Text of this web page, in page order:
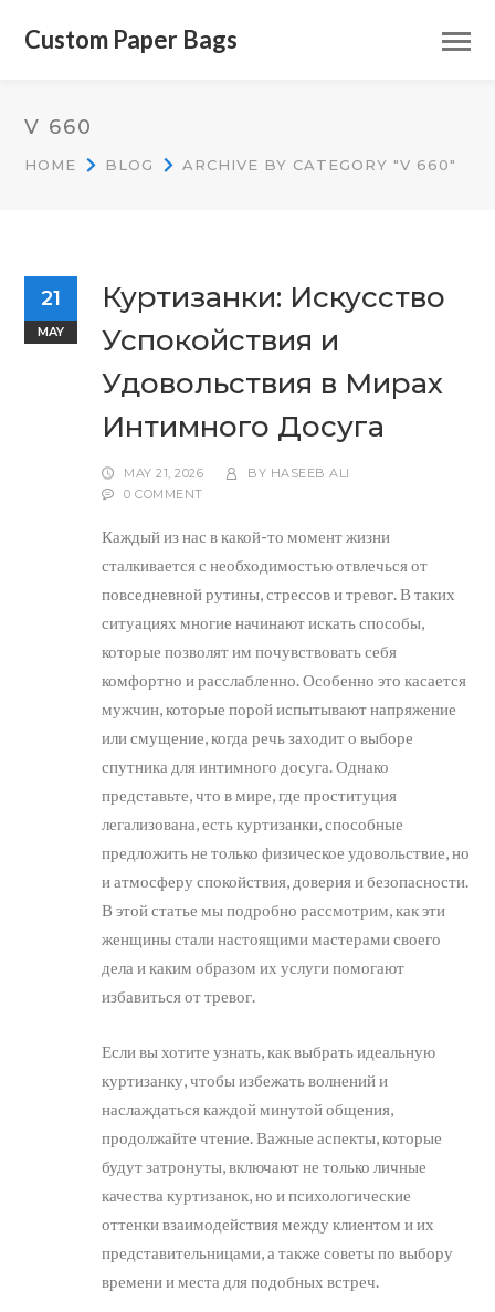
Custom Paper Bags
V 660
HOME BLOG ARCHIVE BY CATEGORY "V 660"
21
MAY
Куртизанки: Искусство
Успокойствия и
Удовольствия в Мирах
Интимного Досуга
MAY 21, 2026 BY HASEEB ALI
0 COMMENT
Каждый из нас в какой-то момент жизни
сталкивается с необходимостью отвлечься от
повседневной рутины, стрессов и тревог. В таких
ситуациях многие начинают искать способы,
которые позволят им почувствовать себя
комфортно и расслабленно. Особенно это касается
мужчин, которые порой испытывают напряжение
или смущение, когда речь заходит о выборе
спутника для интимного досуга. Однако
представьте, что в мире, где проституция
легализована, есть куртизанки, способные
предложить не только физическое удовольствие, но
и атмосферу спокойствия, доверия и безопасности.
В этой статье мы подробно рассмотрим, как эти
женщины стали настоящими мастерами своего
дела и каким образом их услуги помогают
избавиться от тревог.
Если вы хотите узнать, как выбрать идеальную
куртизанку, чтобы избежать волнений и
наслаждаться каждой минутой общения,
продолжайте чтение. Важные аспекты, которые
будут затронуты, включают не только личные
качества куртизанок, но и психологические
оттенки взаимодействия между клиентом и их
представительницами, а также советы по выбору
времени и места для подобных встреч.